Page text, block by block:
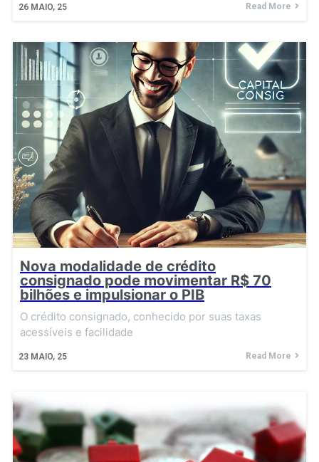
26 MAIO, 25 Read More
Nova modalidade de crédito
consignado pode movimentar R$ 70
bilhões e impulsionar o PIB
23 MAIO, 25
O crédito consignado, conhecido por suas taxas
acessíveis e facilidade
Read More